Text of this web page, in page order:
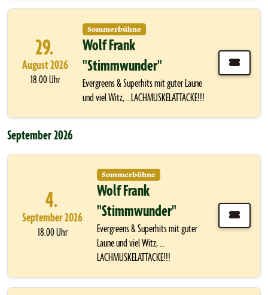
29.
August 2026
18.00 Uhr
Sommerbühne
Wolf Frank
"Stimmwunder"
Evergreens & Superhits mit guter Laune
und viel Witz, …LACHMUSKELATTACKE!!!
September 2026
4.
September 2026
18.00 Uhr
Sommerbühne
Wolf Frank
"Stimmwunder"
Evergreens & Superhits mit guter
Laune und viel Witz, …
LACHMUSKELATTACKE!!!